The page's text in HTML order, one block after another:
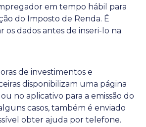
em tempo hábil para
do Imposto de Renda. É
os dados antes de inseri-lo na
de investimentos e
disponibilizam uma página
no aplicativo para a emissão do
casos, também é enviado
obter ajuda por telefone.